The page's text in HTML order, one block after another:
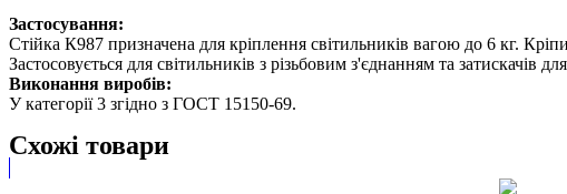
Застосування:
Стійка К987 призначена для кріплення світильників вагою до 6 кг.
Застосовується для світильників з різьбовим з'єднанням та затискачів
Виконання виробів:
У категорії 3 згідно з ГОСТ 15150-69.
Схожі товари